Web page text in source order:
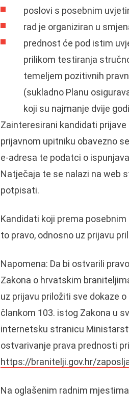
poslovi s posebnim
rad je organiziran u
prednost će pod istim
prilikom testiranja
temeljem pozitivnih
(sukladno Planu
koji su najmanje dvije
Zainteresirani kandidati
prijavnom upitniku obavezno
e-adresa te podatci o
Natječaja te se nalazi na web
potpisati.
Kandidati koji prema
to pravo, odnosno uz prijavu
Napomena: Da bi ostvarili
Zakona o hrvatskim
uz prijavu priložiti sve dokaze
člankom 103. istog Zakona u
internetsku stranicu
ostvarivanje prava prednosti
https://branitelji.gov.hr/
Na oglašenim radnim